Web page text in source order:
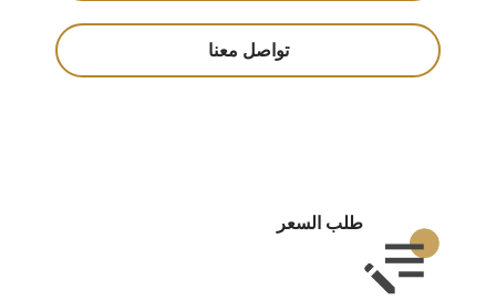
تواصل معنا
طلب السعر